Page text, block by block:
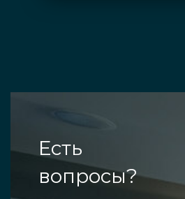
Есть
вопросы?